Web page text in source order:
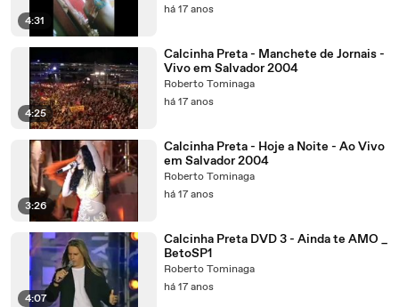
4:31
há 17 anos
4:25
Calcinha Preta - Manchete de Jornais -
Vivo em Salvador 2004
Roberto Tominaga
há 17 anos
3:26
Calcinha Preta - Hoje a Noite - Ao Vivo
em Salvador 2004
Roberto Tominaga
há 17 anos
4:07
Calcinha Preta DVD 3 - Ainda te AMO _
BetoSP1
Roberto Tominaga
há 17 anos